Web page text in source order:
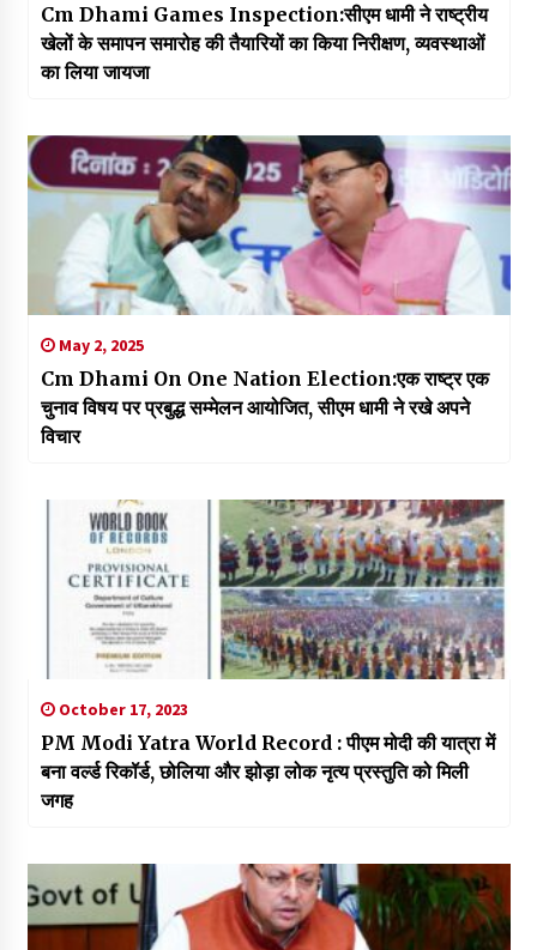
Cm Dhami Games Inspection:सीएम धामी ने राष्ट्रीय
खेलों के समापन समारोह की तैयारियों का किया निरीक्षण, व्यवस्थाओं
का लिया जायजा
May 2, 2025
Cm Dhami On One Nation Election:एक राष्ट्र एक
चुनाव विषय पर प्रबुद्ध सम्मेलन आयोजित, सीएम धामी ने रखे अपने
विचार
October 17, 2023
PM Modi Yatra World Record : पीएम मोदी की यात्रा में
बना वर्ल्ड रिकॉर्ड, छोलिया और झोड़ा लोक नृत्य प्रस्तुति को मिली
जगह